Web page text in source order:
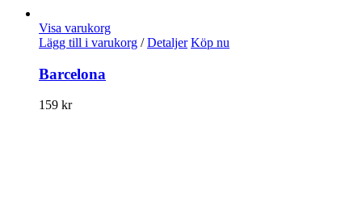
Visa varukorg
Lägg till i varukorg / Detaljer Köp nu
Barcelona
159 kr